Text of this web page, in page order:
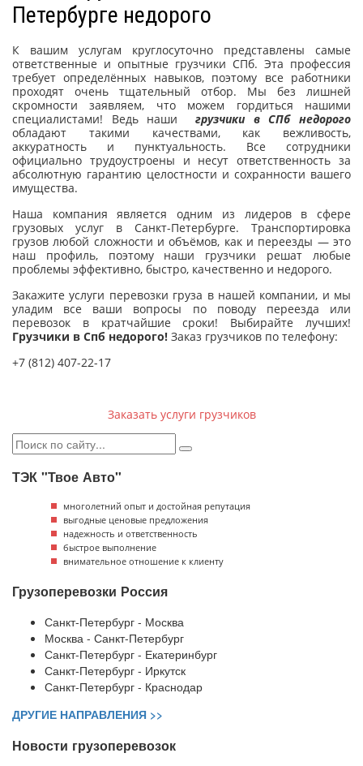
Петербурге недорого
К вашим услугам круглосуточно представлены самые
ответственные и опытные грузчики СПб. Эта профессия
требует определённых навыков, поэтому все работники
проходят очень тщательный отбор. Мы без лишней
скромности заявляем, что можем гордиться нашими
специалистами! Ведь наши грузчики в СПб недорого
обладают такими качествами, как вежливость,
аккуратность и пунктуальность. Все сотрудники
официально трудоустроены и несут ответственность за
абсолютную гарантию целостности и сохранности вашего
имущества.
Наша компания является одним из лидеров в сфере
грузовых услуг в Санкт-Петербурге. Транспортировка
грузов любой сложности и объёмов, как и переезды — это
наш профиль, поэтому наши грузчики решат любые
проблемы эффективно, быстро, качественно и недорого.
Закажите услуги перевозки груза в нашей компании, и мы
уладим все ваши вопросы по поводу переезда или
перевозок в кратчайшие сроки! Выбирайте лучших!
Грузчики в Спб недорого! Заказ грузчиков по телефону:
+7 (812) 407-22-17
Заказать услуги грузчиков
ТЭК "Твое Авто"
многолетний опыт и достойная репутация
выгодные ценовые предложения
надежность и ответственность
быстрое выполнение
внимательное отношение к клиенту
Грузоперевозки Россия
Санкт-Петербург - Москва
Москва - Санкт-Петербург
Санкт-Петербург - Екатеринбург
Санкт-Петербург - Иркутск
Санкт-Петербург - Краснодар
ДРУГИЕ НАПРАВЛЕНИЯ >>
Новости грузоперевозок